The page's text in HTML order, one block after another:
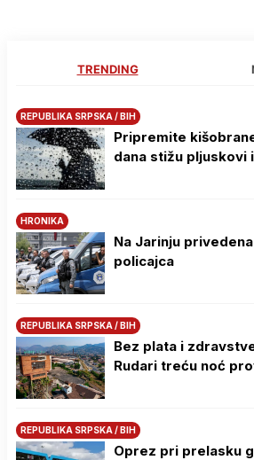
TRENDING
REPUBLIKA SRPSKA / BIH
Pripremite
dana stižu pljuskovi
HRONIKA
Na Јarinju
policajca
REPUBLIKA SRPSKA / BIH
Bez plata i
Rudari treću noć
REPUBLIKA SRPSKA / BIH
Oprez pri prelasku